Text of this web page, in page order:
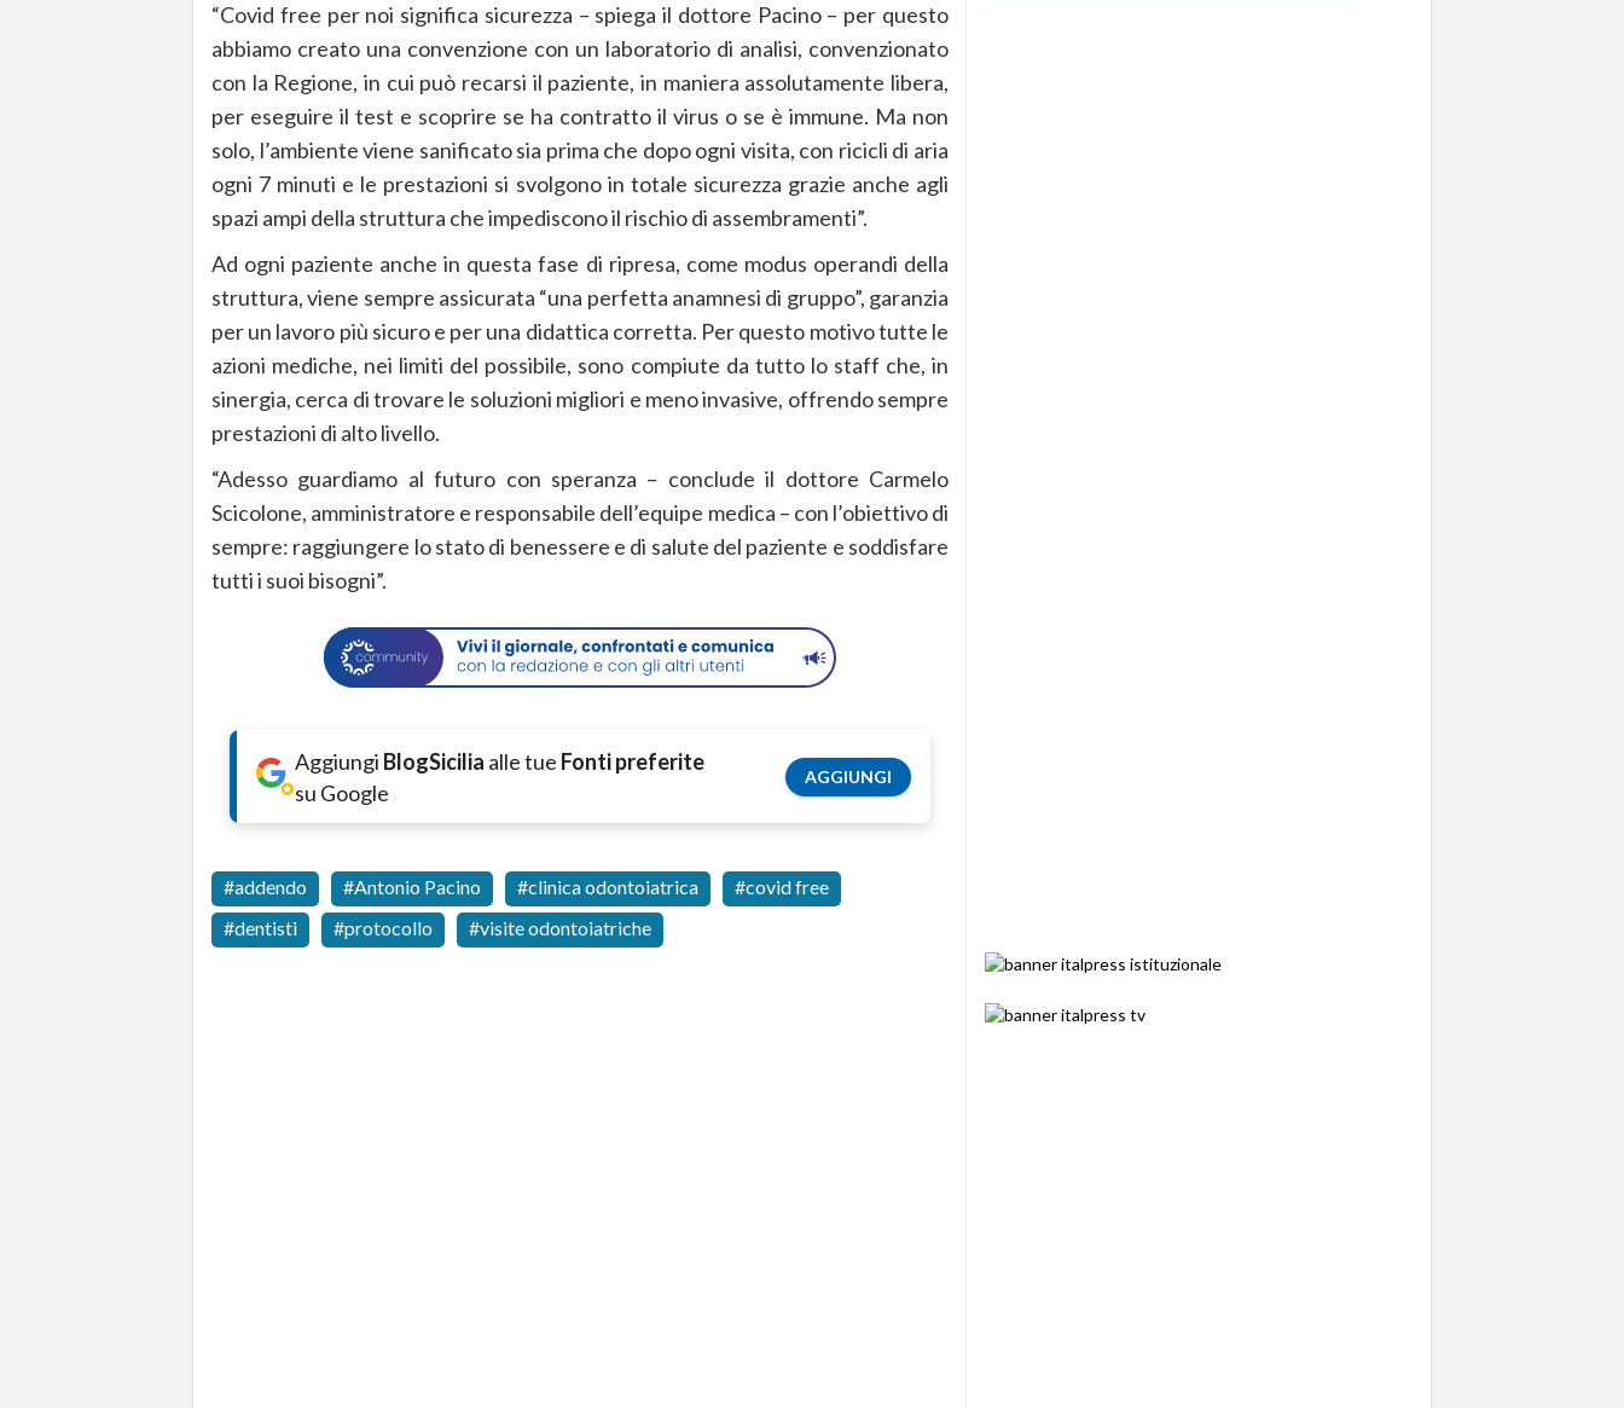
“Covid free per noi significa sicurezza – spiega il dottore Pacino – per questo
abbiamo creato una convenzione con un laboratorio di analisi, convenzionato
con la Regione, in cui può recarsi il paziente, in maniera assolutamente libera,
per eseguire il test e scoprire se ha contratto il virus o se è immune. Ma non
solo, l’ambiente viene sanificato sia prima che dopo ogni visita, con ricicli di aria
ogni 7 minuti e le prestazioni si svolgono in totale sicurezza grazie anche agli
spazi ampi della struttura che impediscono il rischio di assembramenti”.
Ad ogni paziente anche in questa fase di ripresa, come modus operandi della
struttura, viene sempre assicurata “una perfetta anamnesi di gruppo”, garanzia
per un lavoro più sicuro e per una didattica corretta. Per questo motivo tutte le
azioni mediche, nei limiti del possibile, sono compiute da tutto lo staff che, in
sinergia, cerca di trovare le soluzioni migliori e meno invasive, offrendo sempre
prestazioni di alto livello.
“Adesso guardiamo al futuro con speranza – conclude il dottore Carmelo
Scicolone, amministratore e responsabile dell’equipe medica – con l’obiettivo di
sempre: raggiungere lo stato di benessere e di salute del paziente e soddisfare
tutti i suoi bisogni”.
Aggiungi BlogSicilia alle tue Fonti preferite
su Google
AGGIUNGI
addendo Antonio Pacino clinica odontoiatrica
covid free
dentisti
protocollo visite odontoiatriche